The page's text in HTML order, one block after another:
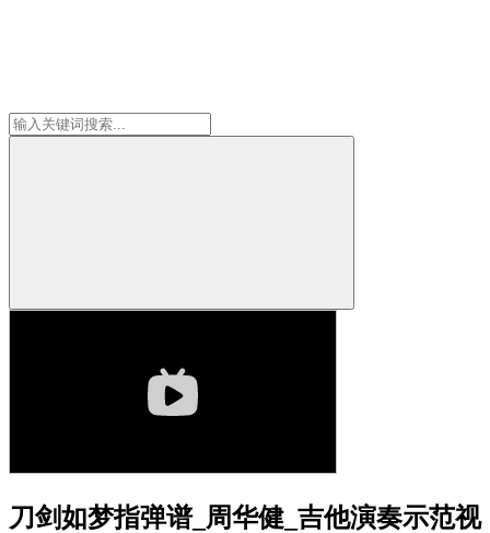
刀剑如梦指弹谱_周华健_吉他演奏示范视